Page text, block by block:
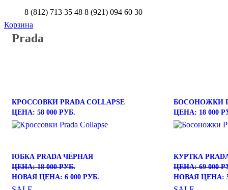
8 (812) 713 35 48 8 (921) 094 60 30
Корзина
Prada
КРОССОВКИ PRADA COLLAPSE
ЦЕНА: 58 000 РУБ.
БОСОНОЖКИ
ЦЕНА: 18 000
ЮБКА PRADA ЧЁРНАЯ
ЦЕНА: 18 000 РУБ.
НОВАЯ ЦЕНА: 6 000 РУБ.
КУРТКА
ЦЕНА: 69 000
НОВАЯ ЦЕНА: